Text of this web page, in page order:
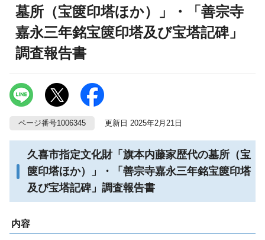
墓所（宝篋印塔ほか）」・「善宗寺
嘉永三年銘宝篋印塔及び宝塔記碑」
調査報告書
ページ番号1006345 更新日 2025年2月21日
久喜市指定文化財「旗本内藤家歴代の墓所（宝
篋印塔ほか）」・「善宗寺嘉永三年銘宝篋印塔
及び宝塔記碑」調査報告書
内容